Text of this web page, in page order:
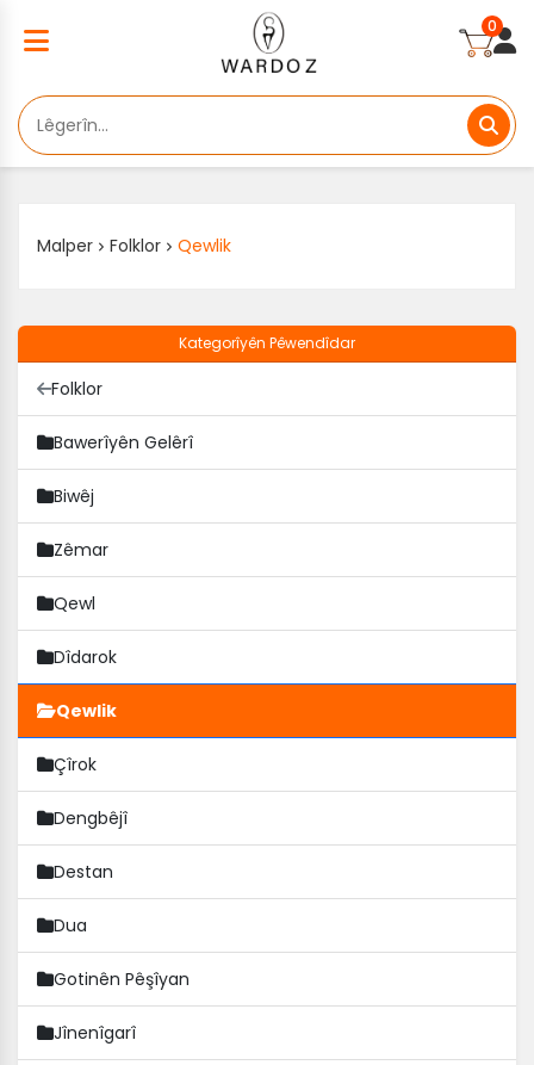
0
Malper Folklor Qewlik
Kategorîyên Pêwendîdar
Folklor
Bawerîyên Gelêrî
Biwêj
Zêmar
Qewl
Dîdarok
Qewlik
Çîrok
Dengbêjî
Destan
Dua
Gotinên Pêşîyan
Jînenîgarî